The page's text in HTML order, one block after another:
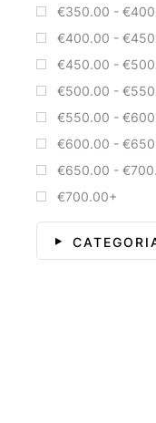
€350.00 -
€400.00 -
€450.00 -
€500.00 -
€550.00 -
€600.00 -
€650.00 -
€700.00+